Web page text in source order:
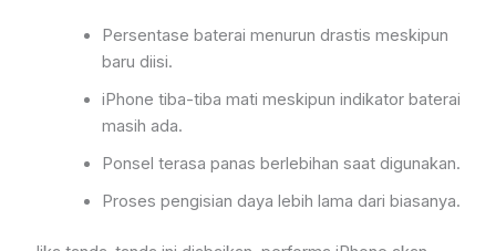
Persentase baterai menurun drastis meskipun
baru diisi.
iPhone tiba-tiba mati meskipun indikator baterai
masih ada.
Ponsel terasa panas berlebihan saat digunakan.
Proses pengisian daya lebih lama dari biasanya.